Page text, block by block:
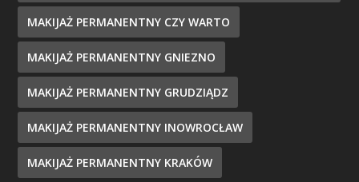
MAKIJAŻ PERMANENTNY CZY WARTO
MAKIJAŻ PERMANENTNY GNIEZNO
MAKIJAŻ PERMANENTNY GRUDZIĄDZ
MAKIJAŻ PERMANENTNY INOWROCŁAW
MAKIJAŻ PERMANENTNY KRAKÓW